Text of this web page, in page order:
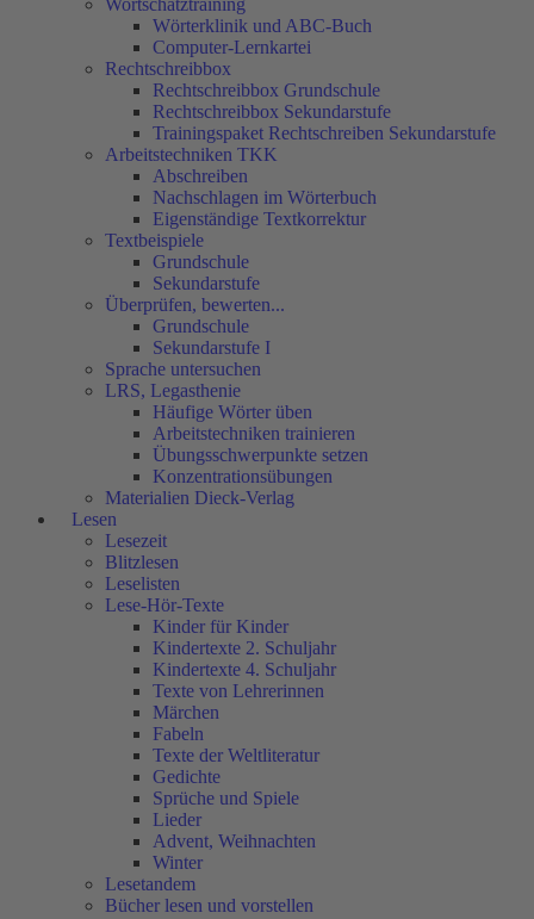
Wortschatztraining
Wörterklinik und ABC-Buch
Computer-Lernkartei
Rechtschreibbox
Rechtschreibbox Grundschule
Rechtschreibbox Sekundarstufe
Trainingspaket Rechtschreiben Sekundarstufe
Arbeitstechniken TKK
Abschreiben
Nachschlagen im Wörterbuch
Eigenständige Textkorrektur
Textbeispiele
Grundschule
Sekundarstufe
Überprüfen, bewerten...
Grundschule
Sekundarstufe I
Sprache untersuchen
LRS, Legasthenie
Häufige Wörter üben
Arbeitstechniken trainieren
Übungsschwerpunkte setzen
Konzentrationsübungen
Materialien Dieck-Verlag
Lesen
Lesezeit
Blitzlesen
Leselisten
Lese-Hör-Texte
Kinder für Kinder
Kindertexte 2. Schuljahr
Kindertexte 4. Schuljahr
Texte von Lehrerinnen
Märchen
Fabeln
Texte der Weltliteratur
Gedichte
Sprüche und Spiele
Lieder
Advent, Weihnachten
Winter
Lesetandem
Bücher lesen und vorstellen